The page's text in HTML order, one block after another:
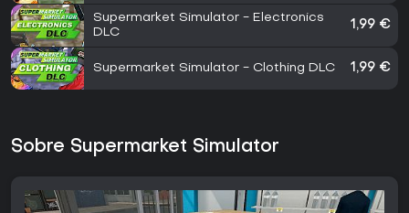
Supermarket Simulator - Electronics
DLC
1,99 €
Supermarket Simulator - Clothing DLC 1,99 €
Sobre Supermarket Simulator